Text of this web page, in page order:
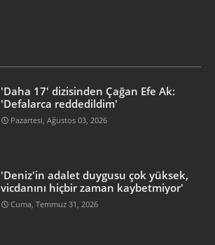
'Daha 17' dizisinden Çağan Efe Ak:
'Defalarca reddedildim'
Pazartesi, Ağustos 03, 2026
'Deniz'in adalet duygusu çok yüksek,
vicdanını hiçbir zaman kaybetmiyor'
Cuma, Temmuz 31, 2026